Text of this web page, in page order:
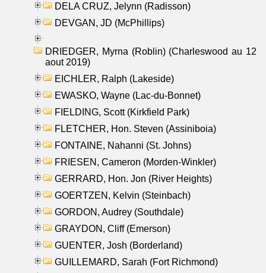
DELA CRUZ, Jelynn (Radisson)
DEVGAN, JD (McPhillips)
DRIEDGER, Myrna (Roblin) (Charleswood au 12
aout 2019)
EICHLER, Ralph (Lakeside)
EWASKO, Wayne (Lac-du-Bonnet)
FIELDING, Scott (Kirkfield Park)
FLETCHER, Hon. Steven (Assiniboia)
FONTAINE, Nahanni (St. Johns)
FRIESEN, Cameron (Morden-Winkler)
GERRARD, Hon. Jon (River Heights)
GOERTZEN, Kelvin (Steinbach)
GORDON, Audrey (Southdale)
GRAYDON, Cliff (Emerson)
GUENTER, Josh (Borderland)
GUILLEMARD, Sarah (Fort Richmond)